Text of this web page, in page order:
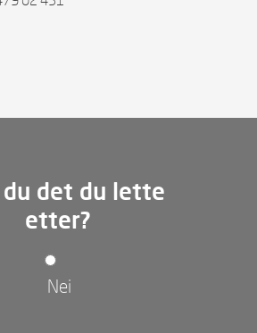
du det du lette
etter?
Nei